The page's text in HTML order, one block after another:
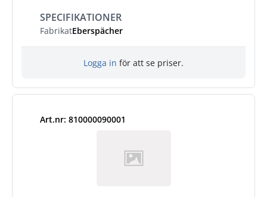
SPECIFIKATIONER
FabrikatEberspächer
Logga in för att se priser.
Art.nr: 810000090001